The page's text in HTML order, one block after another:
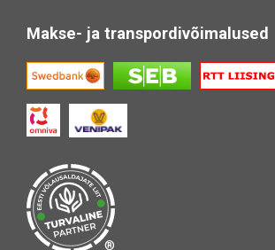
Makse- ja transpordivõimalused
®